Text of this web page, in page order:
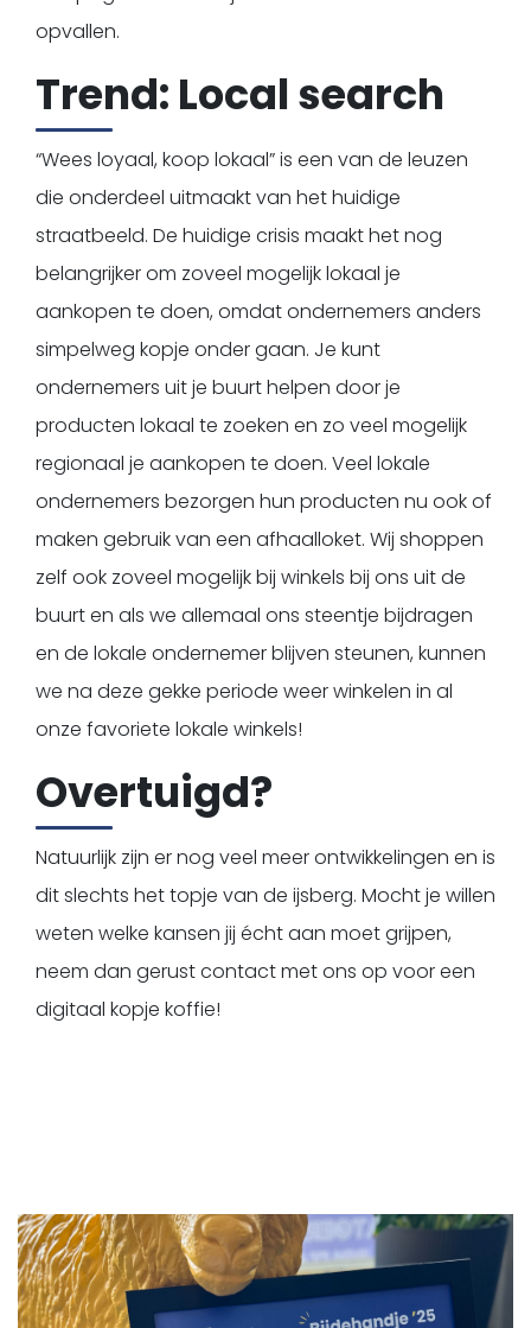
opvallen.
Trend: Local search
“Wees loyaal, koop lokaal” is een van de leuzen
die onderdeel uitmaakt van het huidige
straatbeeld. De huidige crisis maakt het nog
belangrijker om zoveel mogelijk lokaal je
aankopen te doen, omdat ondernemers anders
simpelweg kopje onder gaan. Je kunt
ondernemers uit je buurt helpen door je
producten lokaal te zoeken en zo veel mogelijk
regionaal je aankopen te doen. Veel lokale
ondernemers bezorgen hun producten nu ook of
maken gebruik van een afhaalloket. Wij shoppen
zelf ook zoveel mogelijk bij winkels bij ons uit de
buurt en als we allemaal ons steentje bijdragen
en de lokale ondernemer blijven steunen, kunnen
we na deze gekke periode weer winkelen in al
onze favoriete lokale winkels!
Overtuigd?
Natuurlijk zijn er nog veel meer ontwikkelingen en is
dit slechts het topje van de ijsberg. Mocht je willen
weten welke kansen jij écht aan moet grijpen,
neem dan gerust contact met ons op voor een
digitaal kopje koffie!